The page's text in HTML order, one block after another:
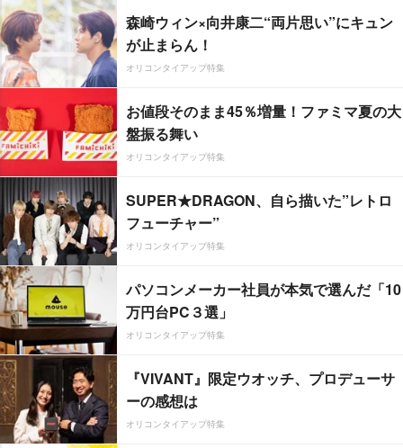
森崎ウィン×向井康二“両片思い”にキュン
が止まらん！
オリコンタイアップ特集
お値段そのまま45％増量！ファミマ夏の大
盤振る舞い
オリコンタイアップ特集
SUPER★DRAGON、自ら描いた”レトロ
フューチャー”
オリコンタイアップ特集
パソコンメーカー社員が本気で選んだ「10
万円台PC３選」
オリコンタイアップ特集
『VIVANT』限定ウオッチ、プロデューサ
ーの感想は
オリコンタイアップ特集